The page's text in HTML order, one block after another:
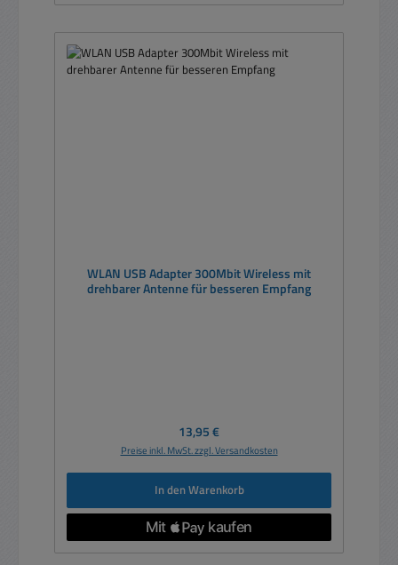
WLAN USB Adapter 300Mbit Wireless mit
drehbarer Antenne für besseren Empfang
Regulärer Preis:
13,95 €
Preise inkl. MwSt. zzgl. Versandkosten
In den Warenkorb